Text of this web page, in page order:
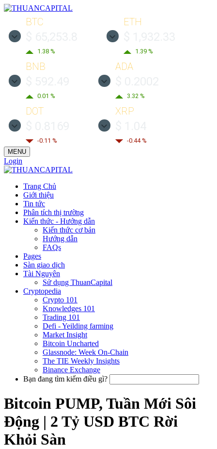
BTC
1.38 %
ETH
1.39 %
BNB
0.01 %
ADA
3.32 %
DOT
-0.11 %
XRP
-0.44 %
MENU
Login
Trang Chủ
Giới thiệu
Tin tức
Phân tích thị trường
Kiến thức - Hướng dẫn
Kiến thức cơ bản
Hướng dẫn
FAQs
Pages
Sàn giao dịch
Tài Nguyên
Sử dụng ThuanCapital
Cryptopedia
Crypto 101
Knowledges 101
Trading 101
Defi - Yeilding farming
Market Insight
Bitcoin Uncharted
Glassnode: Week On-Chain
The TIE Weekly Insights
Binance Exchange
Bạn đang tìm kiếm điều gì?
Bitcoin PUMP, Tuần Mới Sôi
Động | 2 Tỷ USD BTC Rời
Khỏi Sàn